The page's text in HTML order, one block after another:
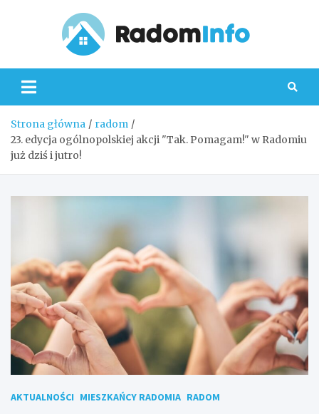
Strona główna
radom
23. edycja ogólnopolskiej akcji "Tak. Pomagam!" w Radomiu
już dziś i jutro!
AKTUALNOŚCI MIESZKAŃCY RADOMIA RADOM